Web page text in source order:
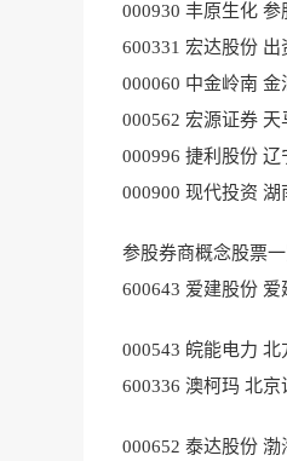
000930 丰原生化
600331 宏达股份
000060 中金岭南 金
000562 宏源证券 天
000996 捷利股份 辽
000900 现代投资
参股券商概念股票
600643 爱建股份
000543 皖能电力
600336 澳柯玛 北
000652 泰达股份